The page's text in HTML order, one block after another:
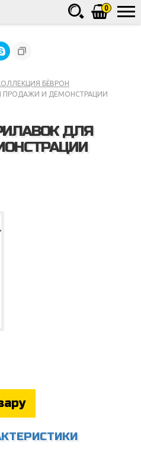
0
БЁВРОН
ПРОДАЖИ И ДЕМОНСТРАЦИИ
ДЛЯ